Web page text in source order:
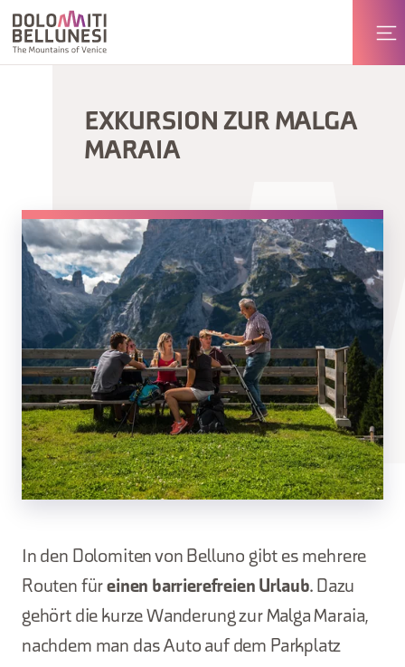
EXKURSION ZUR MALGA
MARAIA
In den Dolomiten von Belluno gibt es mehrere
Routen füreinen barrierefreien Urlaub. Dazu
gehört die kurze Wanderung zur Malga Maraia,
nachdem man das Auto auf dem Parkplatz